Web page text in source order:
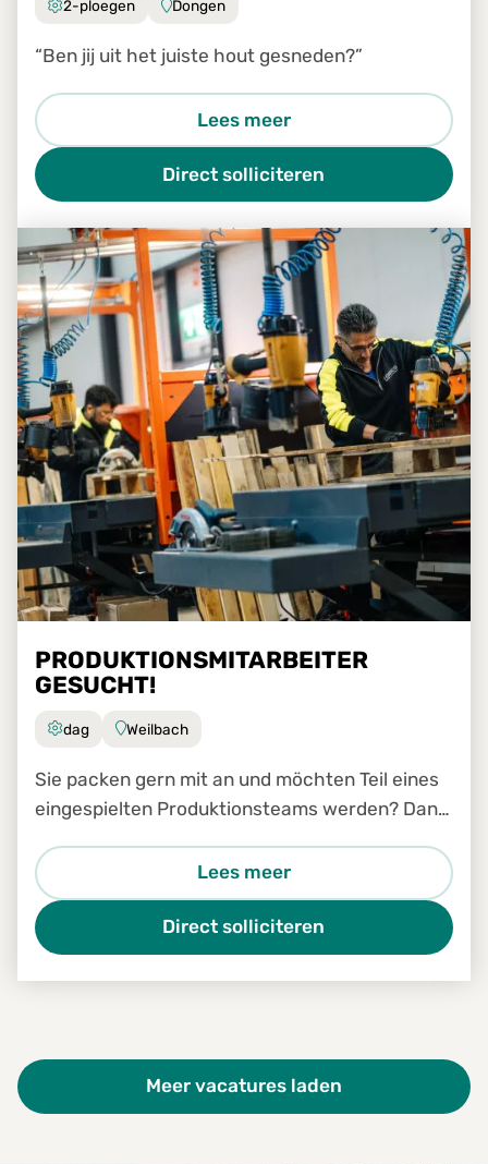
2-ploegen Dongen
“Ben jij uit het juiste hout gesneden?”
Lees meer
Direct solliciteren
PRODUKTIONSMITARBEITER
GESUCHT!
dag Weilbach
Sie packen gern mit an und möchten Teil eines
eingespielten Produktionsteams werden? Dann
Lees meer
Direct solliciteren
Meer vacatures laden